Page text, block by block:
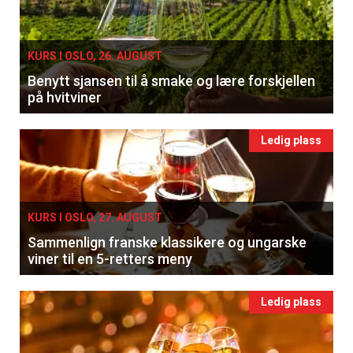
KURS I OSLO, 26. AUGUST
Benytt sjansen til å smake og lære forskjellen
på hvitviner
Ledig plass
KURS I OSLO, 27. AUGUST
Sammenlign franske klassikere og ungarske
viner til en 5-retters meny
Ledig plass